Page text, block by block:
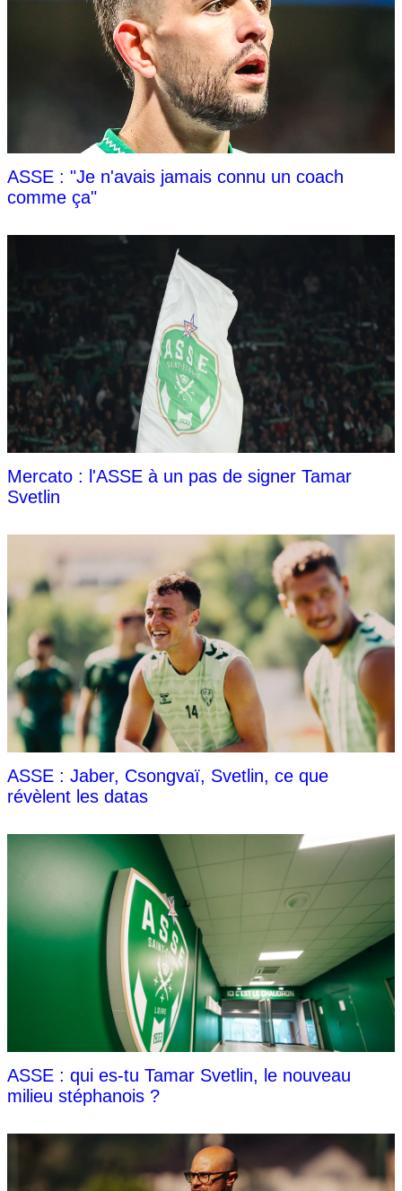
ASSE : "Je n'avais jamais connu un coach
comme ça"
Mercato : l'ASSE à un pas de signer Tamar
Svetlin
ASSE : Jaber, Csongvaï, Svetlin, ce que
révèlent les datas
ASSE : qui es-tu Tamar Svetlin, le nouveau
milieu stéphanois ?